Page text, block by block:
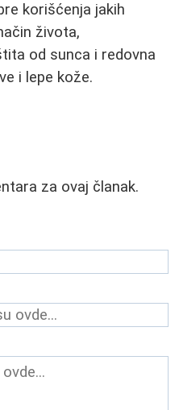
korišćenja jakih
života,
od sunca i redovna
i lepe kože.
za ovaj članak.